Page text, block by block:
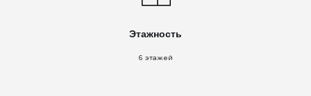
Этажность
6 этажей